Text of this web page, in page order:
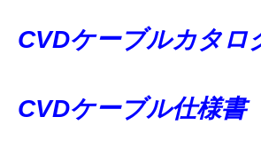
CVDケーブルカタロ
CVDケーブル仕様書